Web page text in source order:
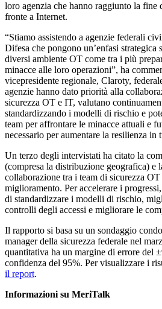
loro agenzia che hanno raggiunto la fine
fronte a Internet.
“Stiamo assistendo a agenzie federali
Difesa che pongono un’enfasi strategica
diversi ambiente OT come tra i più
minacce alle loro operazioni”, ha
vicepresidente regionale, Claroty,
agenzie hanno dato priorità alla
sicurezza OT e IT, valutano
standardizzando i modelli di rischio e
team per affrontare le minacce attuali e
necessario per aumentare la resilienza in
Un terzo degli intervistati ha citato la
(compresa la distribuzione geografica) e
collaborazione tra i team di sicurezza
miglioramento. Per accelerare i
di standardizzare i modelli di rischio,
controlli degli accessi e migliorare le
Il rapporto si basa su un sondaggio
manager della sicurezza federale nel
quantitativa ha un margine di errore del
confidenza del 95%. Per visualizzare i
il report.
Informazioni su MeriTalk